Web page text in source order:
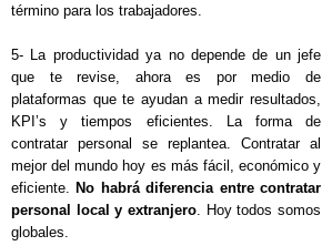
término para los trabajadores.
5- La productividad ya no depende de un jefe
que te revise, ahora es por medio de
plataformas que te ayudan a medir resultados,
KPI’s y tiempos eficientes. La forma de
contratar personal se replantea. Contratar al
mejor del mundo hoy es más fácil, económico y
eficiente.
No habrá diferencia entre contratar
personal local y extranjero . Hoy todos somos
globales.